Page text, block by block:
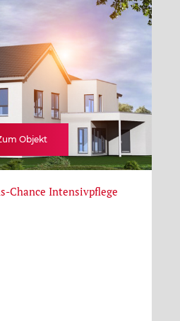
Objekt
Chance Intensivpflege